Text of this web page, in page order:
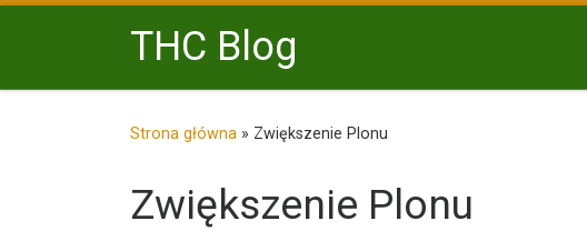
Przejdź do treściTHC Blog
Strona główna » Zwiększenie Plonu
Zwiększenie Plonu